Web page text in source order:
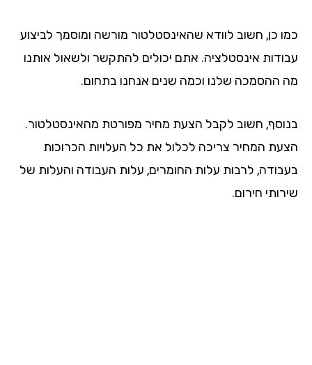
כן, חשוב לוודא שהאינסטלטור מורשה ומוסמך לביצוע
אינסטלציה. אתם יכולים להתקשר ולשאול אותנו
ההסמכה שלנו וכמה שנים אנחנו בתחום.
חשוב לקבל הצעת מחיר מפורטת מהאינסטלטור.
המחיר צריכה לכלול את כל העלויות הכרוכות
לרבות עלות החומרים, עלות העבודה והעלות של
חירום.